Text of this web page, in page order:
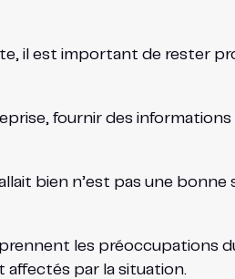
il est important de rester
fournir des
bien n’est pas une
les préoccupations
affectés par la situation.